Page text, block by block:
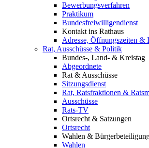
Bewerbungsverfahren
Praktikum
Bundesfreiwilligendienst
Kontakt ins Rathaus
Adresse, Öffnungszeiten &
Rat, Ausschüsse & Politik
Bundes-, Land- & Kreistag
Abgeordnete
Rat & Ausschüsse
Sitzungsdienst
Rat, Ratsfraktionen &
Ausschüsse
Rats-TV
Ortsrecht & Satzungen
Ortsrecht
Wahlen &
Wahlen